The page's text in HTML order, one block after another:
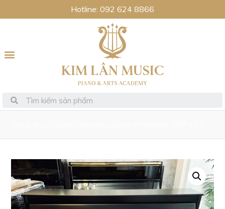
Hotline: 092 624 8866